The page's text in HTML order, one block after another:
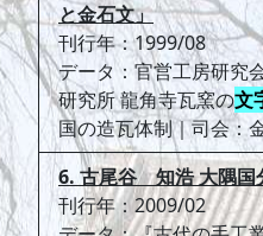
と金石文」
刊行年：1999/08
データ：官営工房研究
研究所 龍角寺瓦窯の文
国の造瓦体制｜司会：
6. 古尾谷 知浩 大隅国
刊行年：2009/02